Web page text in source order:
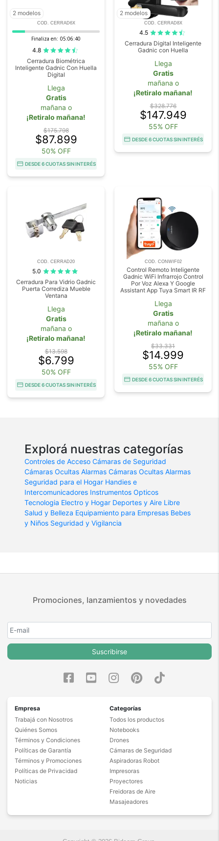
2 modelos
COD. CERRAD6X
Finaliza en: 05:06:39
4.8
Cerradura Biométrica
Inteligente Gadnic Con Huella
Digital
Llega
Gratis
mañana o
¡Retiralo mañana!
$175.798
$87.899
50% OFF
DESDE 6 CUOTAS SIN INTERÉS
2 modelos
COD. CERRAD8X
4.5
Cerradura Digital Inteligente
Gadnic con Huella
Llega
Gratis
mañana o
¡Retiralo mañana!
$328.776
$147.949
55% OFF
DESDE 6 CUOTAS SIN INTERÉS
COD. CERRAD20
5.0
Cerradura Para Vidrio Gadnic
Puerta Corrediza Mueble
Ventana
Llega
Gratis
mañana o
¡Retiralo mañana!
$13.598
$6.799
50% OFF
DESDE 6 CUOTAS SIN INTERÉS
COD. CONWIF02
Control Remoto Inteligente
Gadnic WiFi Infrarrojo Control
Por Voz Alexa Y Google
Assistant App Tuya Smart IR RF
Llega
Gratis
mañana o
¡Retiralo mañana!
$33.331
$14.999
55% OFF
DESDE 6 CUOTAS SIN INTERÉS
Explorá nuestras categorías
Controles de Acceso Cámaras de Seguridad
Cámaras Ocultas Alarmas Cámaras Ocultas Alarmas
Seguridad para el Hogar Handies e
Intercomunicadores Instrumentos Opticos
Tecnologia Electro y Hogar Deportes y Aire Libre
Salud y Belleza Equipamiento para Empresas Bebes
y Niños Seguridad y Vigilancia
Promociones, lanzamientos y novedades
Suscribirse
Empresa
Trabajá con Nosotros
Quiénes Somos
Términos y Condiciones
Políticas de Garantía
Términos y Promociones
Políticas de Privacidad
Noticias
Categorías
Todos los productos
Notebooks
Drones
Cámaras de Seguridad
Aspiradoras Robot
Impresoras
Proyectores
Freidoras de Aire
Masajeadores